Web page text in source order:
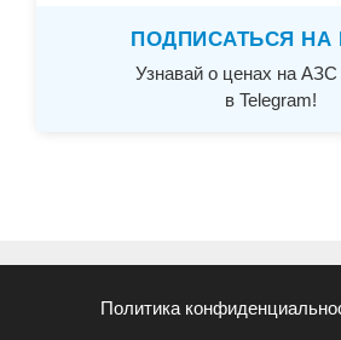
ПОДПИСАТЬСЯ НА
Узнавай о ценах на
в Telegram!
Политика